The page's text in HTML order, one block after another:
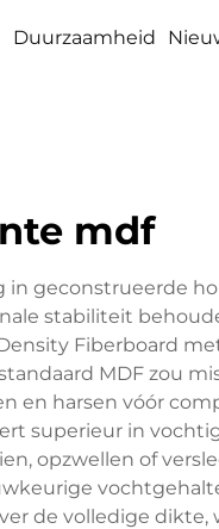
Duurzaamheid
mdf
geconstrueerde
stabiliteit
Fiberboard
MDF zou
harsen vóór
superieur in
opzwellen of
de volledige dikte,